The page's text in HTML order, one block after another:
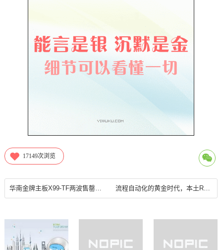
17149次浏览
华南金牌主板X99-TF两波售罄后，第三批货源充足 流程自动化的黄金时代，本土RPA玩家如何破局？